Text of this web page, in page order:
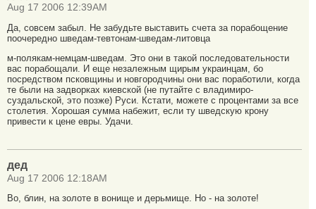
Aug 17 2006 12:39AM
Да, совсем забыл. Не забудьте выставить счета за порабощение
поочередно шведам-тевтонам-шведам-литовца
м-полякам-немцам-шведам. Это они в такой последовательности
вас порабощали. И еще незалежным щирым украинцам, бо
посредством псковщины и новгородчины они вас поработили, когда
те были на задворках киевской (не путайте с владимиро-
суздальской, это позже) Руси. Кстати, можете с процентами за все
столетия. Хорошая сумма набежит, если ту шведскую крону
привести к цене евры. Удачи.
дед
Aug 17 2006 12:18AM
Во, блин, на золоте в вонище и дерьмище. Но - на золоте!